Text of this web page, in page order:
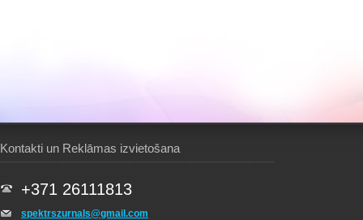
Kontakti un Reklāmas izvietošana
+371 26111813
spektrszurnals@gmail.com